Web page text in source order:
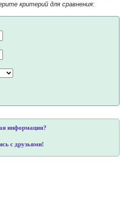
критерий для сравнения:
информация?
с друзьями!